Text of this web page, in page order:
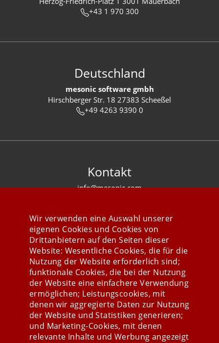
+43 1 970 300
Deutschland
mesonic software gmbh
Hirschberger Str. 18 27383 Scheeßel
+49 4263 9390 0
Kontakt
info@mesonic.com
Stay connected
Wir verwenden eine Auswahl unserer
eigenen Cookies und Cookies von
Drittanbietern auf den Seiten dieser
Website: Wesentliche Cookies, die für die
Nutzung der Website erforderlich sind;
funktionale Cookies, die bei der Nutzung
der Website eine einfachere Verwendung
ermöglichen; Leistungscookies, mit
denen wir aggregierte Daten zur Nutzung
der Website und Statistiken generieren;
und Marketing-Cookies, mit denen
relevante Inhalte und Werbung angezeigt